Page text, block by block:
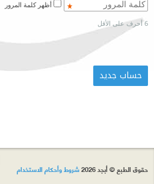
6 أحرف على الأقل
حقوق الطبع © أبجد 2026 شروط وأحكام الاستخدام